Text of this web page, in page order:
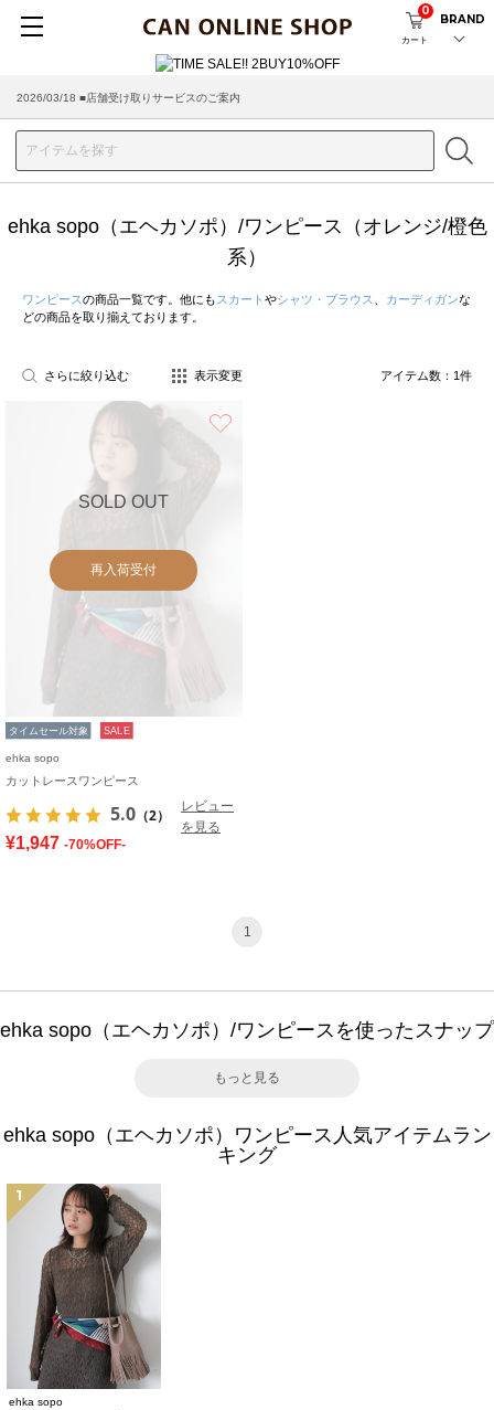
カート
0
BRAND
2026/03/18 ■店舗受け取りサービスのご案内
ehka sopo（エヘカソポ）/ワンピース（オレンジ/橙色
系）
ワンピースの商品一覧です。他にも スカート やシャツ・ブラウス カーディガンな
どの商品を取り揃えております。
さらに絞り込む 表示変更 アイテム数： 1件
SOLD OUT
再入荷受付
タイムセール対象 SALE
ehka sopo
カットレースワンピース
5.0 （2）
レビュー
を見る
¥1,947 -70%OFF-
1
ehka sopo（エヘカソポ）/ワンピースを使ったスナップ
もっと見る
ehka sopo（エヘカソポ）ワンピース人気アイテムラン
キング
1
ehka sopo